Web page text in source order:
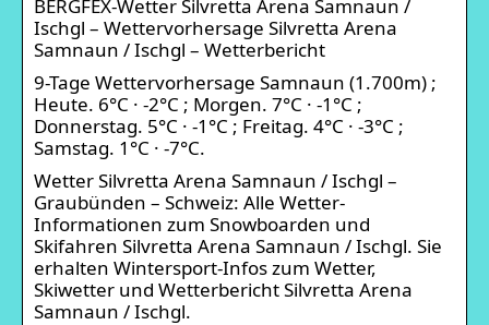
BERGFEX-Wetter Silvretta Arena Samnaun /
Ischgl – Wettervorhersage Silvretta Arena
Samnaun / Ischgl – Wetterbericht
9-Tage Wettervorhersage Samnaun (1.700m) ;
Heute. 6°C · -2°C ; Morgen. 7°C · -1°C ;
Donnerstag. 5°C · -1°C ; Freitag. 4°C · -3°C ;
Samstag. 1°C · -7°C.
Wetter Silvretta Arena Samnaun / Ischgl –
Graubünden – Schweiz: Alle Wetter-
Informationen zum Snowboarden und
Skifahren Silvretta Arena Samnaun / Ischgl. Sie
erhalten Wintersport-Infos zum Wetter,
Skiwetter und Wetterbericht Silvretta Arena
Samnaun / Ischgl.